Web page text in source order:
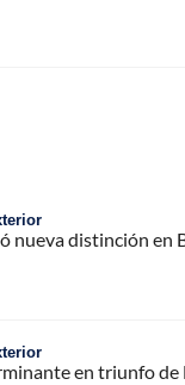
nueva distinción en
en triunfo